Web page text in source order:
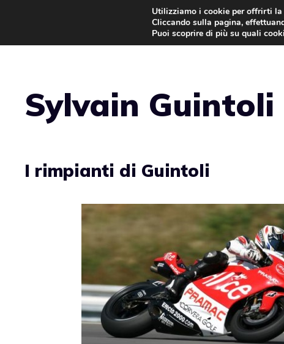
contenuto
Sylvain Guintoli
I rimpianti di Guintoli
Utilizziamo i cookie per offrirti
Cliccando sulla pagina,
Puoi scoprire di più su quali